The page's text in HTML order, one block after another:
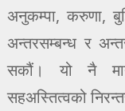
अनुकम्पा, करुणा,
अन्तरसम्बन्ध र
सकौं। यो नै
सहअस्तित्वको